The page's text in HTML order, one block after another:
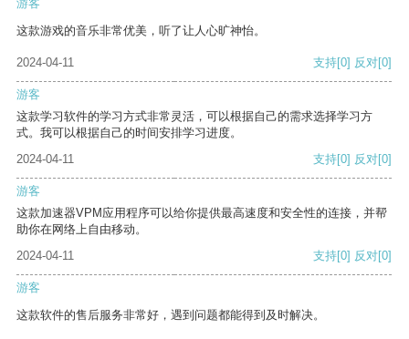
游客
这款游戏的音乐非常优美，听了让人心旷神怡。
2024-04-11 支持[0] 反对[0]
游客
这款学习软件的学习方式非常灵活，可以根据自己的需求选择学习方
式。我可以根据自己的时间安排学习进度。
2024-04-11
支持[0] 反对[0]
游客
这款加速器VPM应用程序可以给你提供最高速度和安全性的连接，并帮
助你在网络上自由移动。
2024-04-11
支持[0] 反对[0]
游客
这款软件的售后服务非常好，遇到问题都能得到及时解决。